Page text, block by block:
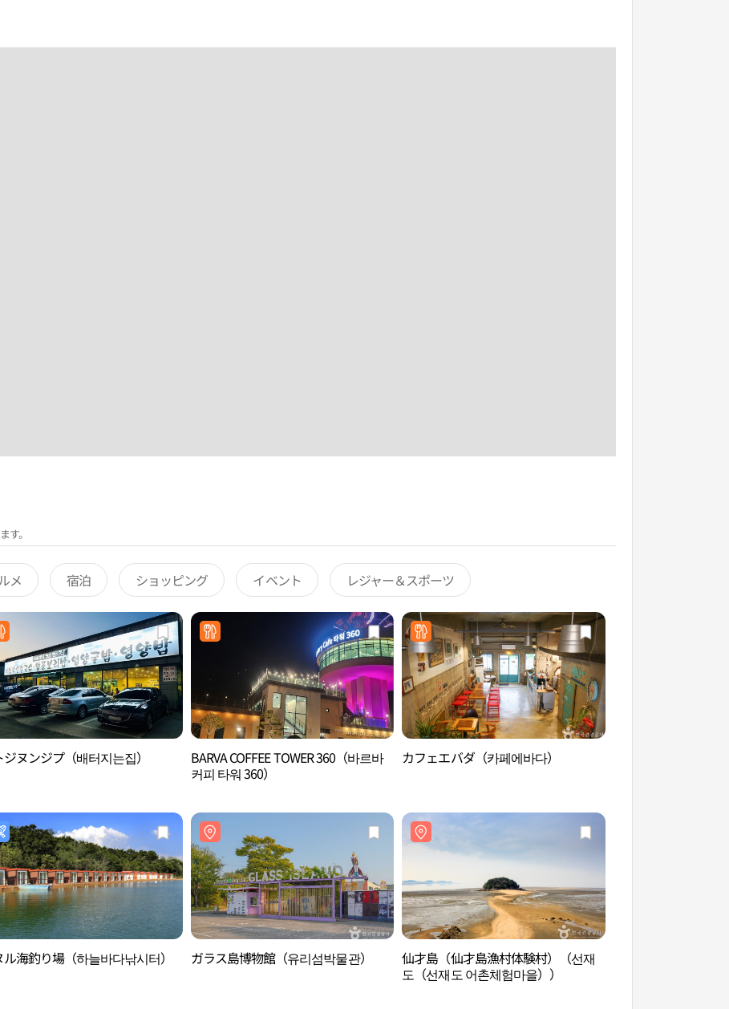
す。
メ 宿泊 ショッピング イベント レジャー＆スポーツ
ヌンジプ（배터지는집）
BARVA COFFEE TOWER 360（바르바
커피 타워 360）
カフェエバダ（카페에바다）
ル海釣り場（하늘바다낚시터） ガラス島博物館（유리섬박물관）
仙才島（仙才島漁村体験村）（선재
도（선재도 어촌체험마을））